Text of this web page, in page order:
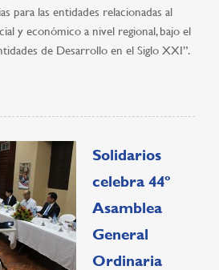
para las entidades relacionadas al
y económico a nivel regional, bajo el
de Desarrollo en el Siglo XXI”.
Solidarios
celebra 44º
Asamblea
General
Ordinaria